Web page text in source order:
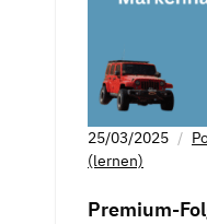
25/03/2025
(lernen)
Premium-